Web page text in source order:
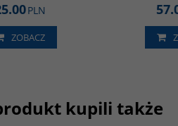
PLN
ZOBACZ
kupili także